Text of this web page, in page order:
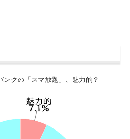
ンクの「スマ放題」、魅力的？